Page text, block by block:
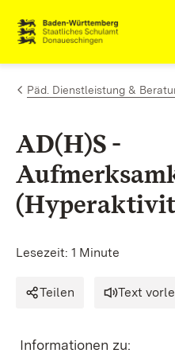
Zum Inhalt springen
Link zur Startseite
Päd. Dienstleistung &
AD(H)S -
Lesezeit: 1 Minute
Teilen Text
Informationen zu: